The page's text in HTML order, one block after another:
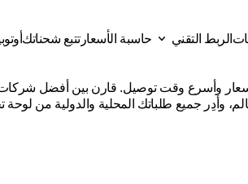
وأدِر جميع طلباتك المحلية والدولية من
الربط التقني
حاسبة الأسعارتتبع شحناتك